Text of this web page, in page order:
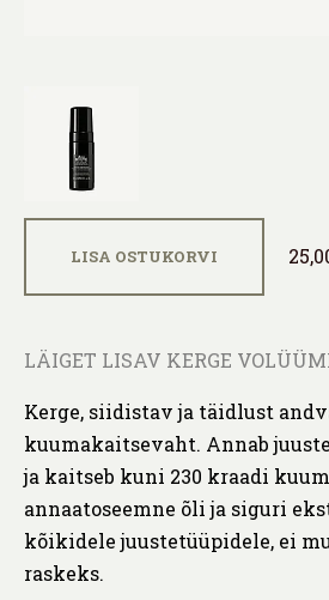
LISA OSTUKORVI
LÄIGET LISAV KERGE
Kerge, siidistav ja täidlust
kuumakaitsevaht. Annab
ja kaitseb kuni 230 kraadi
annaatoseemne õli ja siguri
kõikidele juustetüüpidele, ei
raskeks.